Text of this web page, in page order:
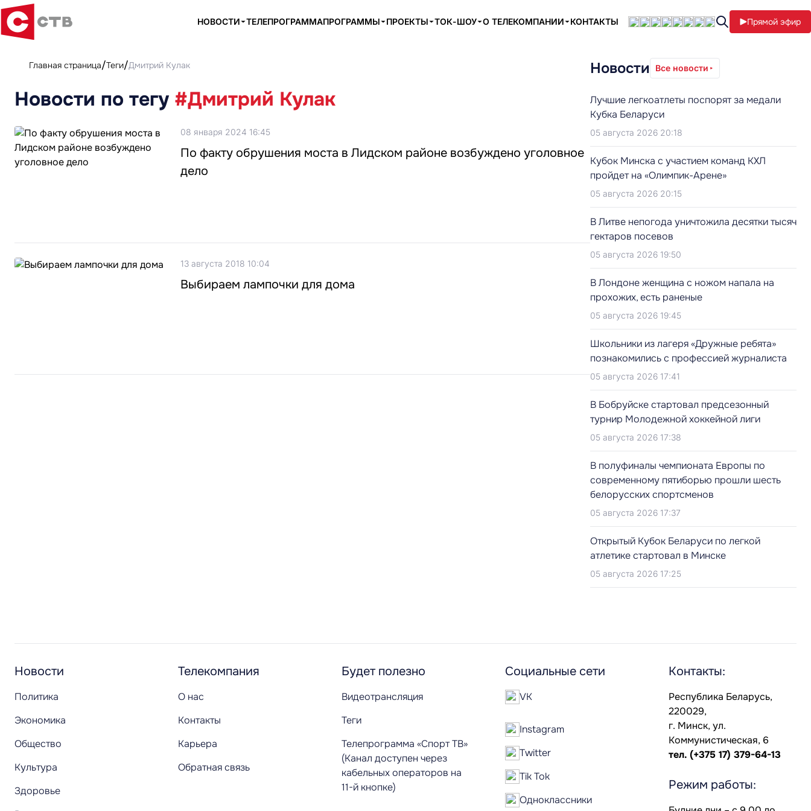
НОВОСТИ ТЕЛЕПРОГРАММАПРОГРАММЫ ПРОЕКТЫ ТОК-ШОУ О ТЕЛЕКОМПАНИИ КОНТАКТЫ Прямой эфир
Главная страница Теги Дмитрий Кулак
Новости по тегу #Дмитрий Кулак
08 января 2024 16:45
По факту обрушения моста в Лидском районе возбуждено уголовное
дело
13 августа 2018 10:04
Выбираем лампочки для дома
Новости Все новости
Лучшие легкоатлеты поспорят за медали
Кубка Беларуси
05 августа 2026 20:18
Кубок Минска с участием команд КХЛ
пройдет на «Олимпик-Арене»
05 августа 2026 20:15
В Литве непогода уничтожила десятки тысяч
гектаров посевов
05 августа 2026 19:50
В Лондоне женщина с ножом напала на
прохожих, есть раненые
05 августа 2026 19:45
Школьники из лагеря «Дружные ребята»
познакомились с профессией журналиста
05 августа 2026 17:41
В Бобруйске стартовал предсезонный
турнир Молодежной хоккейной лиги
05 августа 2026 17:38
В полуфиналы чемпионата Европы по
современному пятиборью прошли шесть
белорусских спортсменов
05 августа 2026 17:37
Открытый Кубок Беларуси по легкой
атлетике стартовал в Минске
05 августа 2026 17:25
Новости
Политика
Экономика
Общество
Культура
Здоровье
Телекомпания
О нас
Контакты
Карьера
Обратная связь
Будет полезно
Видеотрансляция
Теги
Телепрограмма «Спорт ТВ»
(Канал доступен через
кабельных операторов на
11-й кнопке)
Социальные сети
VK
Instagram
Twitter
Tik Tok
Одноклассники
Контакты:
Республика Беларусь,
220029,
г. Минск, ул.
Коммунистическая, 6
тел. (+375 17) 379-64-13
Режим работы: